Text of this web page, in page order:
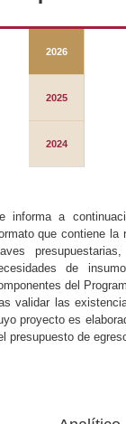
2026
2025
2024
informa a
que contiene la
de
del
validar las
proyecto es
presupuesto de